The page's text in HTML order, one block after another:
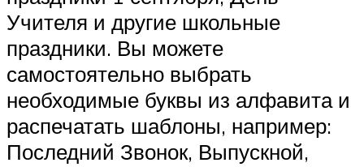
Учителя и другие школьные
праздники. Вы можете
самостоятельно выбрать
необходимые буквы из алфавита и
распечатать шаблоны, например:
Последний Звонок, Выпускной,